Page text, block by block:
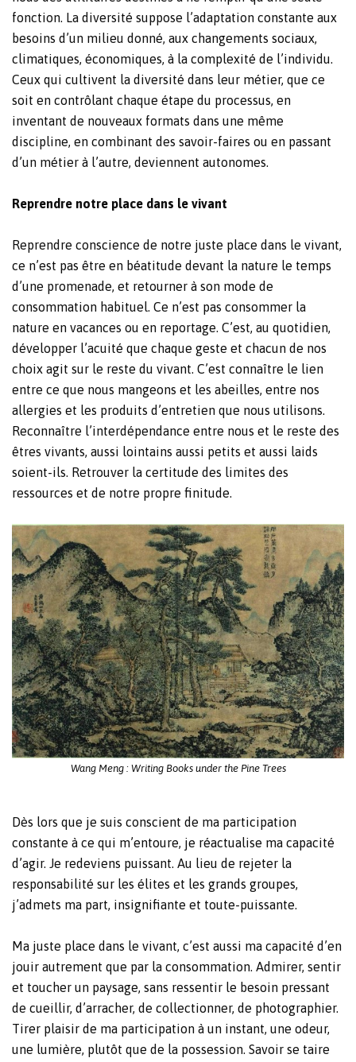
fonction. La diversité suppose l’adaptation constante aux
besoins d’un milieu donné, aux changements sociaux,
climatiques, économiques, à la complexité de l’individu.
Ceux qui cultivent la diversité dans leur métier, que ce
soit en contrôlant chaque étape du processus, en
inventant de nouveaux formats dans une même
discipline, en combinant des savoir-faires ou en passant
d’un métier à l’autre, deviennent autonomes.
Reprendre notre place dans le vivant
Reprendre conscience de notre juste place dans le vivant,
ce n’est pas être en béatitude devant la nature le temps
d’une promenade, et retourner à son mode de
consommation habituel. Ce n’est pas consommer la
nature en vacances ou en reportage. C’est, au quotidien,
développer l’acuité que chaque geste et chacun de nos
choix agit sur le reste du vivant. C’est connaître le lien
entre ce que nous mangeons et les abeilles, entre nos
allergies et les produits d’entretien que nous utilisons.
Reconnaître l’interdépendance entre nous et le reste des
êtres vivants, aussi lointains aussi petits et aussi laids
soient-ils. Retrouver la certitude des limites des
ressources et de notre propre finitude.
Wang Meng : Writing Books under the Pine Trees
Dès lors que je suis conscient de ma participation
constante à ce qui m’entoure, je réactualise ma capacité
d’agir. Je redeviens puissant. Au lieu de rejeter la
responsabilité sur les élites et les grands groupes,
j’admets ma part, insignifiante et toute-puissante.
Ma juste place dans le vivant, c’est aussi ma capacité d’en
jouir autrement que par la consommation. Admirer, sentir
et toucher un paysage, sans ressentir le besoin pressant
de cueillir, d’arracher, de collectionner, de photographier.
Tirer plaisir de ma participation à un instant, une odeur,
une lumière, plutôt que de la possession. Savoir se taire